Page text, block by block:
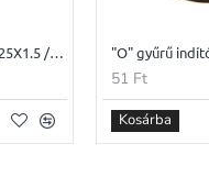
Dugattyú gyűrű 38.25X1.5 /BELSŐ/
51 Ft
Kosárba